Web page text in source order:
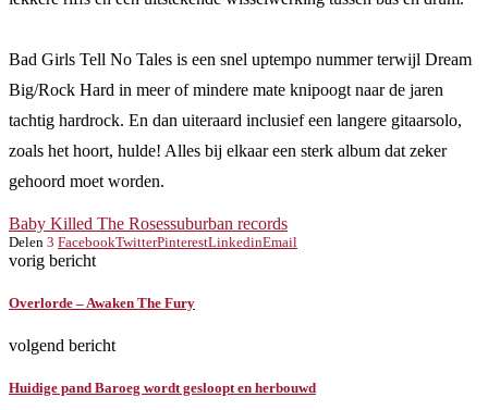
Bad Girls Tell No Tales is een snel uptempo nummer terwijl Dream
Big/Rock Hard in meer of mindere mate knipoogt naar de jaren
tachtig hardrock. En dan uiteraard inclusief een langere gitaarsolo,
zoals het hoort, hulde! Alles bij elkaar een sterk album dat zeker
gehoord moet worden.
Baby Killed The Rosessuburban records
Delen 3 FacebookTwitterPinterestLinkedinEmail
vorig bericht
Overlorde – Awaken The Fury
volgend bericht
Huidige pand Baroeg wordt gesloopt en herbouwd